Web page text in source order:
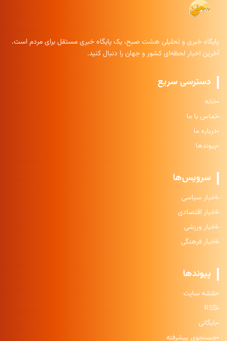
پایگاه خبری و تحلیلی هشت صبح، یک پایگاه خبری مستقل برای مردم است.
آخرین اخبار لحظه‌ای کشور و جهان را دنبال کنید.
دسترسی سریع
خانه
تماس با ما
درباره ما
پیوندها
سرویس‌ها
اخبار سیاسی
اخبار اقتصادی
اخبار ورزشی
اخبار فرهنگی
پیوندها
نقشه سایت
RSS
بایگانی
جستجوی پیشرفته